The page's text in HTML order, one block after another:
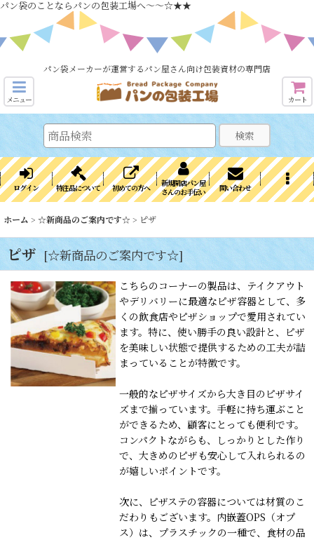
パン袋のことならパンの包装工場へ～～☆★★
パン袋メーカーが運営するパン屋さん向け包装資材の専門店
メニュー カート
検索
ログイン 特注品について 初めての方へ
新規開店パン屋
さんのお手伝い
問い合わせ
ホーム > ☆新商品のご案内です☆ > ピザ
ピザ [☆新商品のご案内です☆]
こちらのコーナーの製品は、テイクアウト
やデリバリーに最適なピザ容器として、多
くの飲食店やピザショップで愛用されてい
ます。特に、使い勝手の良い設計と、ピザ
を美味しい状態で提供するための工夫が詰
まっていることが特徴です。
一般的なピザサイズから大き目のピザサイ
ズまで揃っています。手軽に持ち運ぶこと
ができるため、顧客にとっても便利です。
コンパクトながらも、しっかりとした作り
で、大きめのピザも安心して入れられるの
が嬉しいポイントです。
次に、ピザステの容器については材質のこ
だわりもございます。内嵌蓋OPS（オプ
ス）は、プラスチックの一種で、食材の品